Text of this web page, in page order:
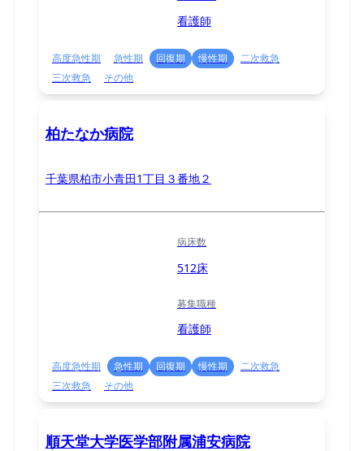
看護師
高度急性期 急性期 回復期 慢性期
二次救急
三次救急
その他
柏たなか病院
千葉県柏市小青田1丁目３番地２
病床数
512床
募集職種
看護師
高度急性期 急性期 回復期 慢性期
二次救急
三次救急
その他
順天堂大学医学部附属浦安病院